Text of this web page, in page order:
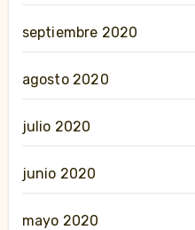
septiembre 2020
agosto 2020
julio 2020
junio 2020
mayo 2020